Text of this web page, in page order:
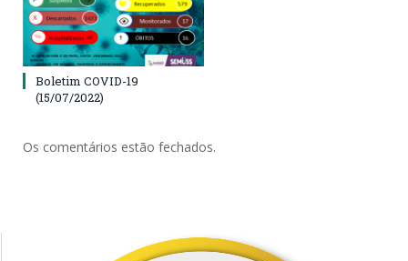
Boletim COVID-19
(15/07/2022)
Os comentários estão fechados.